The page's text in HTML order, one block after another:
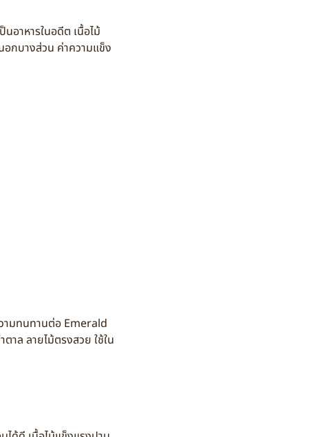
อาหารในอดีต เนื้อไม้
อกบางส่วน ค่าความแข็ง
ามทนทานต่อ Emerald
าล ลายไม้ตรงสวย ใช้ใน